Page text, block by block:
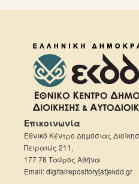
Επικοινωνία
Εθνικό Κέντρο Δημόσιας
Πειραιώς 211,
177 78 Ταύρος Αθήνα
Email: digitalrepository[at]ekdd.gr